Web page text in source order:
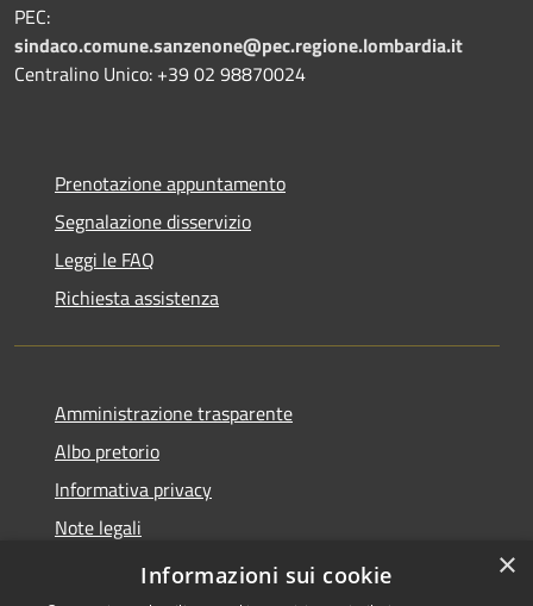
PEC:
sindaco.comune.sanzenone@pec.regione.lombardia.it
Centralino Unico: +39 02 98870024
Prenotazione appuntamento
Segnalazione disservizio
Leggi le FAQ
Richiesta assistenza
Amministrazione trasparente
Albo pretorio
Informativa privacy
Note legali
Dichiarazione di accessibilità
×
Informazioni sui cookie